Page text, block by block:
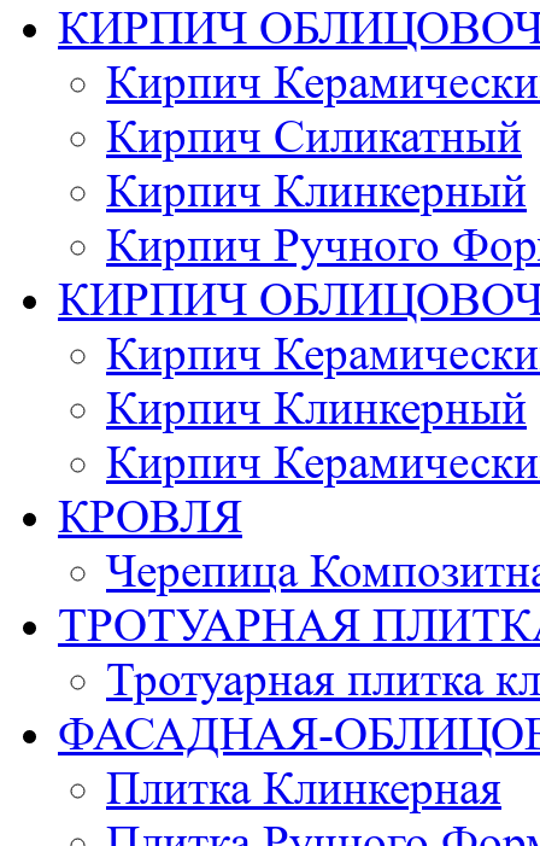
КИРПИЧ
Кирпич
Кирпич Силикатный
Кирпич Клинкерный
Кирпич Ручного
КИРПИЧ
Кирпич
Кирпич Клинкерный
Кирпич
КРОВЛЯ
Черепица
ТРОТУАРНАЯ
Тротуарная плитка
ФАСАДНАЯ-
Плитка Клинкерная